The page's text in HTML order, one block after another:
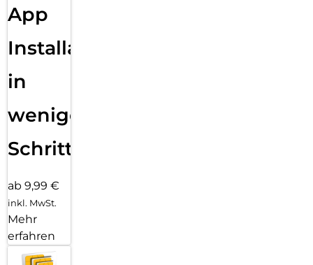
App
Installation
in
wenigen
Schritten
ab 9,99 €
inkl. MwSt.
Mehr
erfahren